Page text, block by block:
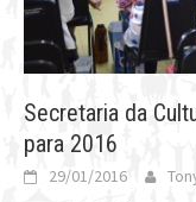
Secretaria da
para 2016
29/01/2016